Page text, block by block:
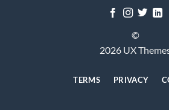
©
2026 UX
TERMS PRIVACY